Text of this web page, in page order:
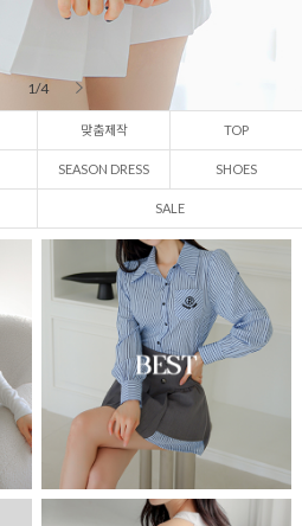
2 / 4
맞춤제작 TOP
SEASON DRESS SHOES
SALE